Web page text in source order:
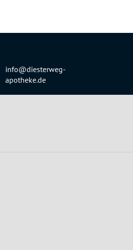
info@diesterweg-
apotheke.de